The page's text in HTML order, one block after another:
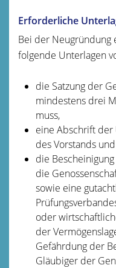
Erforderliche
Bei der Neugründung
folgende Unterlagen
die Satzung der
mindestens drei
muss,
eine Abschrift
des Vorstands
die
die
sowie eine
oder
der
Gefährdung der
Gläubiger der